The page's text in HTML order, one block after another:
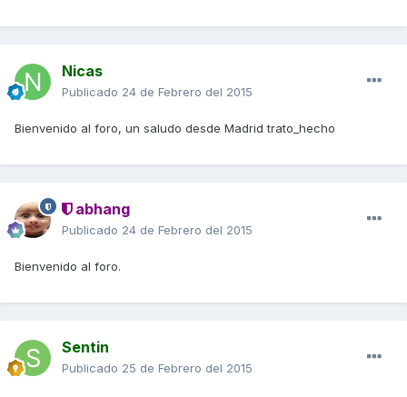
Nicas
Publicado 24 de Febrero del 2015
Bienvenido al foro, un saludo desde Madrid trato_hecho
abhang
Publicado 24 de Febrero del 2015
Bienvenido al foro.
Sentin
Publicado 25 de Febrero del 2015